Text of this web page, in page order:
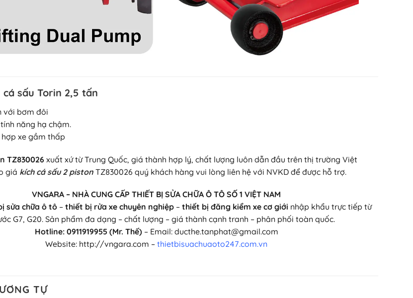
sấu Torin 2,5 tấn
với bơm đôi
năng hạ chậm.
hợp xe gầm thấp
TZ830026 xuất xứ từ Trung Quốc, giá thành hợp lý, chất lượng luôn dẫn đầu trên thị trường Việt
giá kích cá sấu 2 piston TZ830026 quý khách hàng vui lòng liên hệ với NVKD để được hỗ trợ.
VNGARA – NHÀ CUNG CẤP THIẾT BỊ SỬA CHỮA Ô TÔ SỐ 1 VIỆT NAM
sửa chữa ô tô – thiết bị rửa xe chuyên nghiệp – thiết bị đăng kiểm xe cơ giới nhập khẩu trực tiếp từ
G7, G20. Sản phẩm đa dạng – chất lượng – giá thành cạnh tranh – phân phối toàn quốc.
Hotline: 0911919955 (Mr. Thế)– Email: ducthe.tanphat@gmail.com
Website: http://vngara.com – thietbisuachuaoto247.com.vn
TỰ